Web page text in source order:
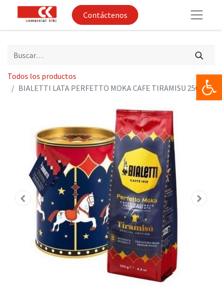
Contáctenos
Todos los productos
BIALETTI LATA PERFETTO MOKA CAFE TIRAMISU 250GR